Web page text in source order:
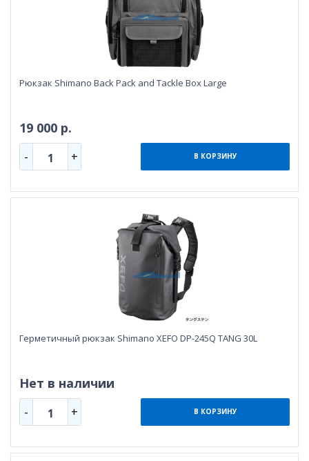
Рюкзак Shimano Back Pack and Tackle Box Large
19 000 р.
- 1 + В КОРЗИНУ
Герметичный рюкзак Shimano XEFO DP-245Q TANG 30L
Нет в наличии
- 1 + В КОРЗИНУ